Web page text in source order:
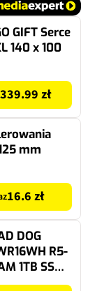
GIFT Serce
140 x 100
339.99 zł
mm
16.6 zł
DOG
R5-
1TB SSD
DLSS